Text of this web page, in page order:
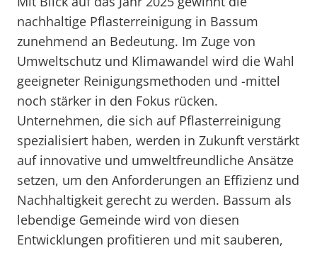
nachhaltige Pflasterreinigung in Bassum
zunehmend an Bedeutung. Im Zuge von
Umweltschutz und Klimawandel wird die Wahl
geeigneter Reinigungsmethoden und -mittel
noch stärker in den Fokus rücken.
Unternehmen, die sich auf Pflasterreinigung
spezialisiert haben, werden in Zukunft verstärkt
auf innovative und umweltfreundliche Ansätze
setzen, um den Anforderungen an Effizienz und
Nachhaltigkeit gerecht zu werden. Bassum als
lebendige Gemeinde wird von diesen
Entwicklungen profitieren und mit sauberen,